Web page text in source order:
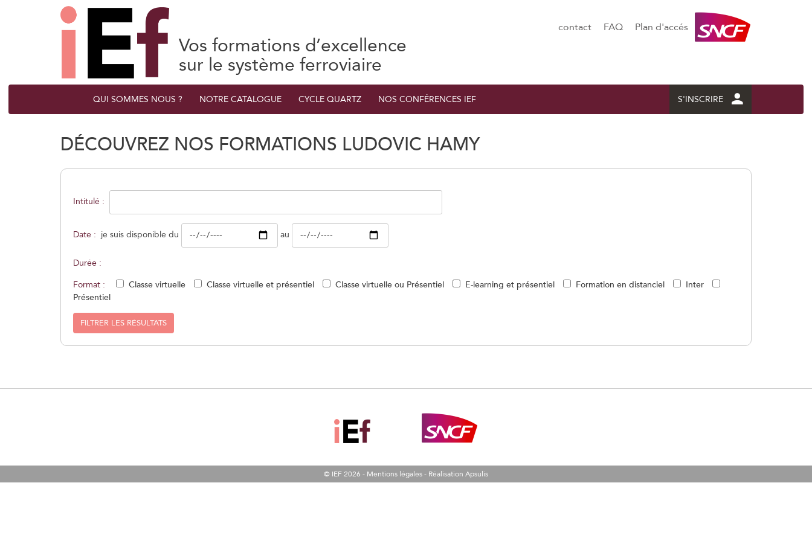
Vos formations d’excellence
sur le système ferroviaire
contact FAQ Plan d'accés
QUI SOMMES NOUS ? NOTRE CATALOGUE CYCLE QUARTZ NOS CONFÉRENCES IEF S'INSCRIRE
DÉCOUVREZ NOS FORMATIONS LUDOVIC HAMY
Intitulé :
Date : je suis disponible du au
Durée :
Format :
Classe virtuelle Classe virtuelle et présentiel Classe virtuelle ou Présentiel E-learning et présentiel Formation en distanciel
Inter
Présentiel
FILTRER LES RÉSULTATS
© IEF 2026 - Mentions légales- Réalisation Apsulis